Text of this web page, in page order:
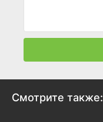
Смотрите также: